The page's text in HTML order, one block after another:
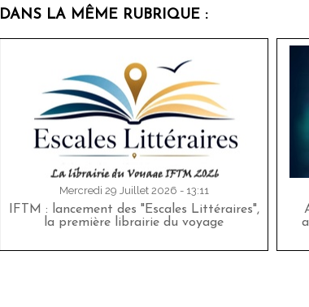
DANS LA MÊME RUBRIQUE :
Mercredi 29 Juillet 2026 - 13:11
IFTM : lancement des "Escales Littéraires",
la première librairie du voyage